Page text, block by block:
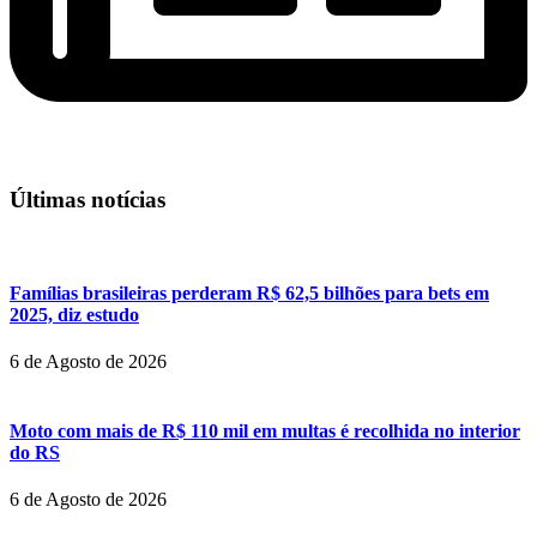
Últimas notícias
Famílias brasileiras perderam R$ 62,5 bilhões para bets em
2025, diz estudo
6 de Agosto de 2026
Moto com mais de R$ 110 mil em multas é recolhida no interior
do RS
6 de Agosto de 2026